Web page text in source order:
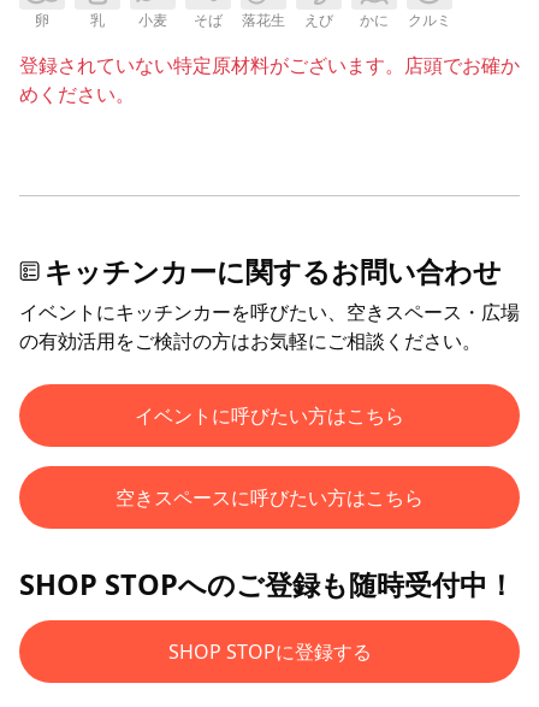
卵 乳 小麦 そば 落花生 えび かに クルミ
登録されていない特定原材料がございます。店頭でお確か
めください。
キッチンカーに関するお問い合わせ
イベントにキッチンカーを呼びたい、空きスペース・広場
の有効活用をご検討の方はお気軽にご相談ください。
イベントに呼びたい方はこちら
空きスペースに呼びたい方はこちら
SHOP STOPへのご登録も随時受付中！
SHOP STOPに登録する